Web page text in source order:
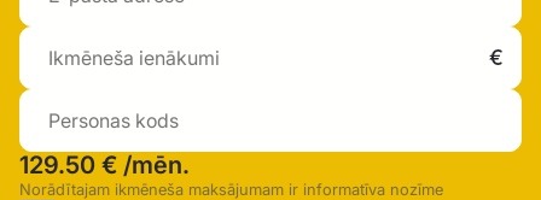
129.50 € /mēn.
Norādītajam ikmēneša maksājumam ir informatīva nozīme